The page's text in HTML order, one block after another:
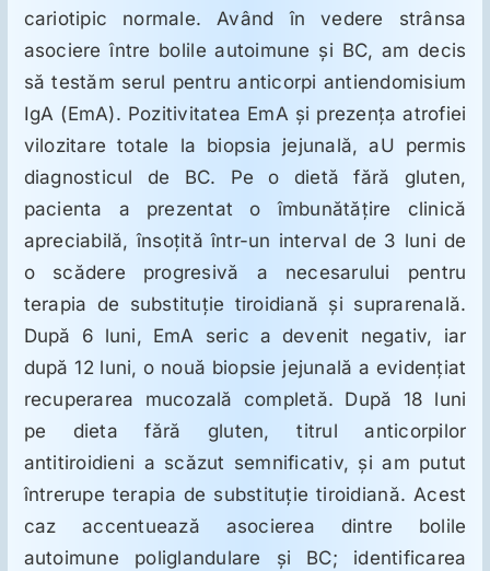
Oncologie
Toxicologie
Antipsihiatrie
Psihoterapie
Antropologie
Proză utilă
cariotipic normale. Având în vedere strânsa
asociere între bolile autoimune şi BC, am decis
să testăm serul pentru anticorpi antiendomisium
IgA (EmA). Pozitivitatea EmA şi prezenţa atrofiei
vilozitare totale la biopsia jejunală, aU permis
diagnosticul de BC. Pe o dietă fără gluten,
pacienta a prezentat o îmbunătăţire clinică
apreciabilă, însoţită într-un interval de 3 luni de
o scădere progresivă a necesarului pentru
terapia de substituţie tiroidiană şi suprarenală.
După 6 luni, EmA seric a devenit negativ, iar
după 12 luni, o nouă biopsie jejunală a evidenţiat
recuperarea mucozală completă. După 18 luni
pe dieta fără gluten, titrul anticorpilor
antitiroidieni a scăzut semnificativ, şi am putut
întrerupe terapia de substituţie tiroidiană. Acest
caz accentuează asocierea dintre bolile
autoimune poliglandulare şi BC; identificarea